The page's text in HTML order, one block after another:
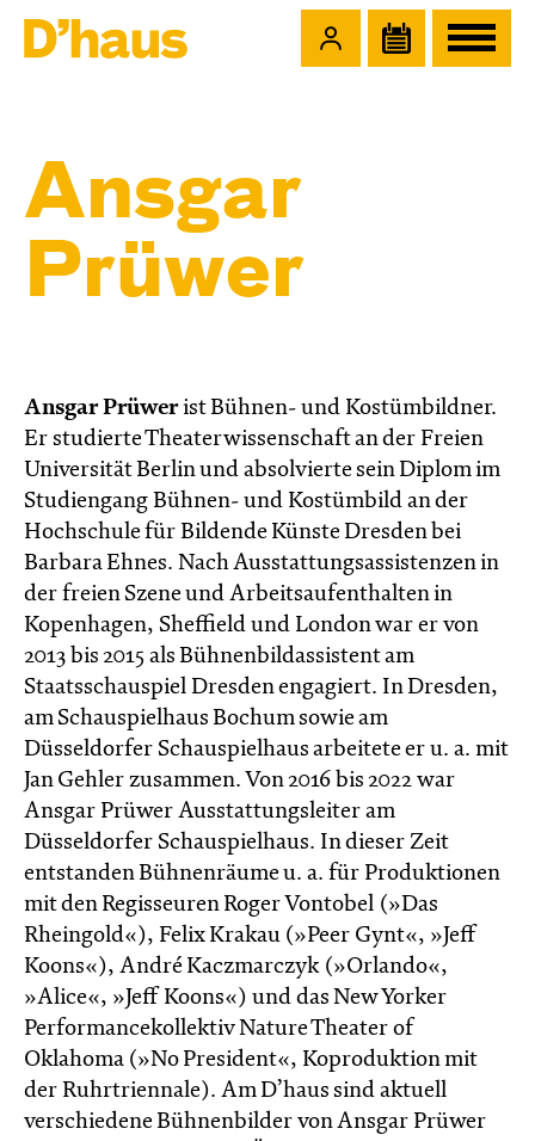
Ansgar
Prüwer
Ansgar Prüwerist Bühnen- und Kostümbildner.
Er studierte Theaterwissenschaft an der Freien
Universität Berlin und absolvierte sein Diplom im
Studiengang Bühnen- und Kostümbild an der
Hochschule für Bildende Künste Dresden bei
Barbara Ehnes. Nach Ausstattungsassistenzen in
der freien Szene und Arbeitsaufenthalten in
Kopenhagen, Sheffield und London war er von
2013 bis 2015 als Bühnenbildassistent am
Staatsschauspiel Dresden engagiert. In Dresden,
am Schauspielhaus Bochum sowie am
Düsseldorfer Schauspielhaus arbeitete er u. a. mit
Jan Gehler zusammen. Von 2016 bis 2022 war
Ansgar Prüwer Ausstattungsleiter am
Düsseldorfer Schauspielhaus. In dieser Zeit
entstanden Bühnenräume u. a. für Produktionen
mit den Regisseuren Roger Vontobel (»Das
Rheingold«), Felix Krakau (»Peer Gynt«, »Jeff
Koons«), André Kaczmarczyk (»Orlando«,
»Alice«, »Jeff Koons«) und das New Yorker
Performancekollektiv Nature Theater of
Oklahoma (»No President«, Koproduktion mit
der Ruhrtriennale). Am D’haus sind aktuell
verschiedene Bühnenbilder von Ansgar Prüwer